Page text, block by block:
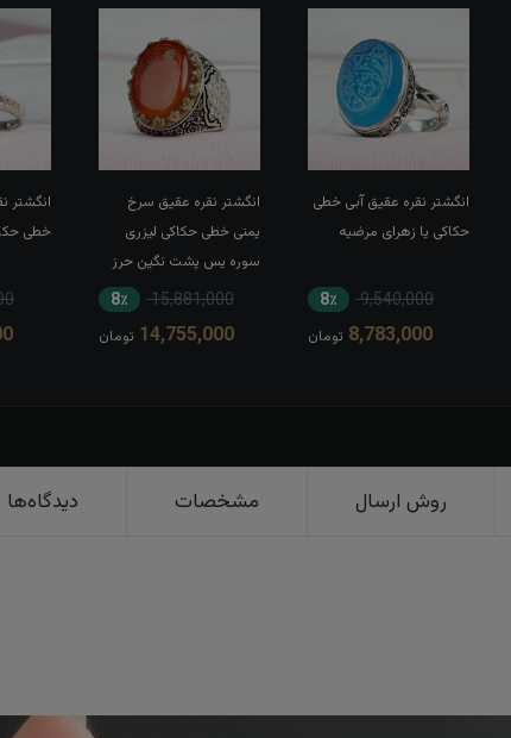
انگشتر نقره عقیق آبی خطی
حکاکی یا زهرای مرضیه
9,540,000 8٪
8,783,000 تومان
انگشتر نقره عقیق سرخ
یمنی خطی حکاکی لیزری
سوره یس پشت نگین حرز
کبیر امام جواد(ع) رکاب تاج
برنجی بغل طرح ضریح
15,881,000 8٪
14,755,000 تومان
انگشتر
خطی
روش ارسال مشخصات دیدگاه‌ها